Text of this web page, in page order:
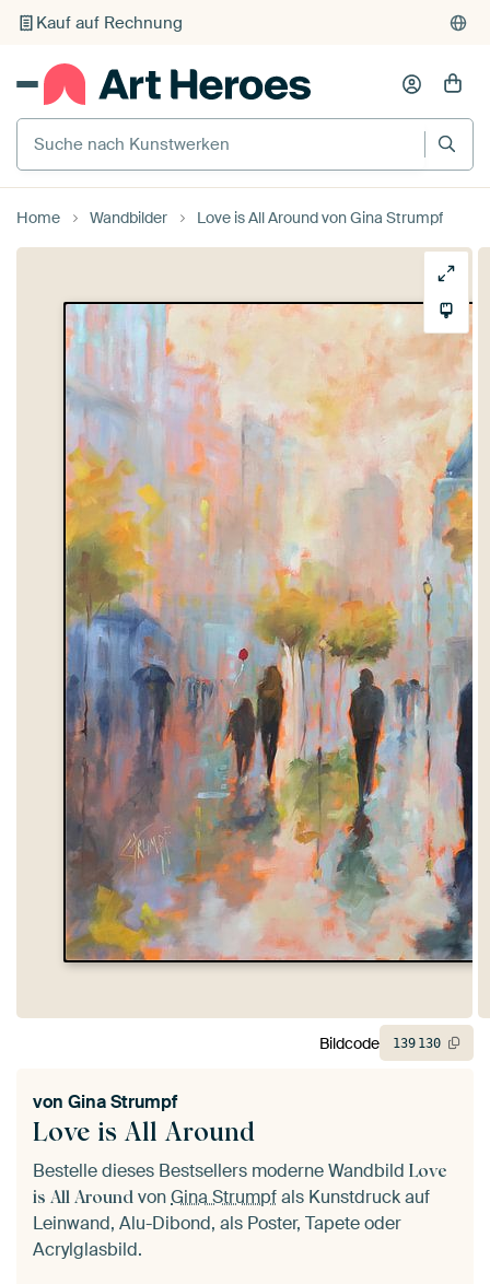
Individueller Druck auf Bestellung
Suche nach Kunstwerken
Home Wandbilder Love is All Around von Gina Strumpf
Love is All Around
von Gina Strumpf
Bestelle dieses Bestsellers moderne Wandbild Love
is All Around vonGina Strumpfals Kunstdruck auf
Leinwand, Alu-Dibond, als Poster, Tapete oder
Acrylglasbild.
Bildcode 139 130